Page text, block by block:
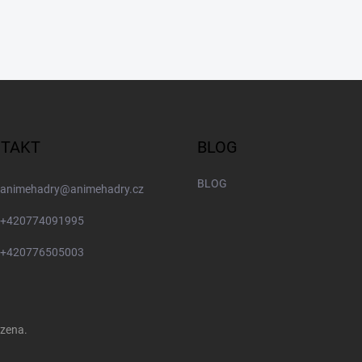
animehadry@animehadry.cz
+420774091995
+420776505003
BLOG
BLOG